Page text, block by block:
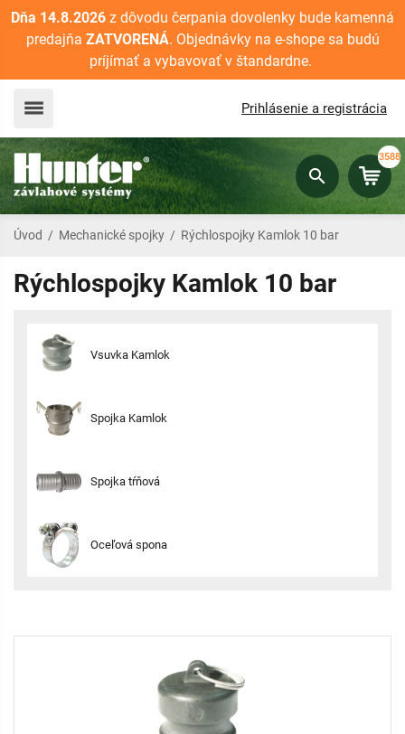
Dňa 14.8.2026 z dôvodu čerpania dovolenky bude kamenná
predajňa ZATVORENÁ. Objednávky na e-shope sa budú
príjímať a vybavovať v štandardne.
Prihlásenie a registrácia
3588
Úvod / Mechanické spojky / Rýchlospojky Kamlok 10 bar
Rýchlospojky Kamlok 10 bar
Vsuvka Kamlok
Spojka Kamlok
Spojka tŕňová
Oceľová spona